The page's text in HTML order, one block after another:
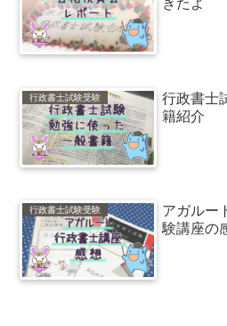
きたよ
行政書士試験受験
行政書士
籍紹介
行政書士試験受験
アガルー
験講座の